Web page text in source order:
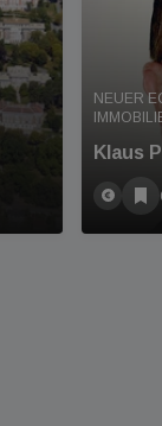
NEUER
Klaus